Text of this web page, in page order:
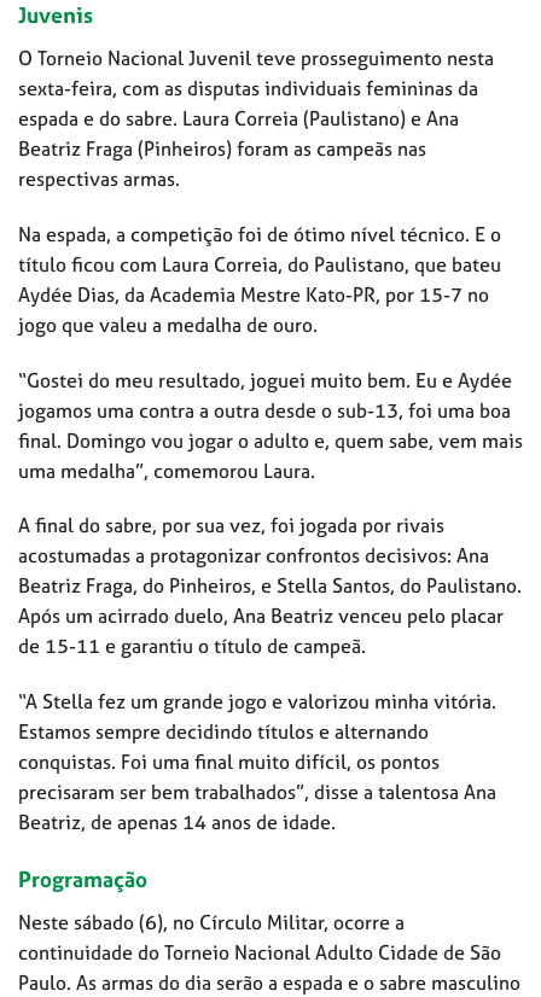
Juvenis
O Torneio Nacional Juvenil teve prosseguimento nesta
sexta-feira, com as disputas individuais femininas da
espada e do sabre. Laura Correia (Paulistano) e Ana
Beatriz Fraga (Pinheiros) foram as campeãs nas
respectivas armas.
Na espada, a competição foi de ótimo nível técnico. E o
título ficou com Laura Correia, do Paulistano, que bateu
Aydée Dias, da Academia Mestre Kato-PR, por 15-7 no
jogo que valeu a medalha de ouro.
“Gostei do meu resultado, joguei muito bem. Eu e Aydée
jogamos uma contra a outra desde o sub-13, foi uma boa
final. Domingo vou jogar o adulto e, quem sabe, vem mais
uma medalha”, comemorou Laura.
A final do sabre, por sua vez, foi jogada por rivais
acostumadas a protagonizar confrontos decisivos: Ana
Beatriz Fraga, do Pinheiros, e Stella Santos, do Paulistano.
Após um acirrado duelo, Ana Beatriz venceu pelo placar
de 15-11 e garantiu o título de campeã.
“A Stella fez um grande jogo e valorizou minha vitória.
Estamos sempre decidindo títulos e alternando
conquistas. Foi uma final muito difícil, os pontos
precisaram ser bem trabalhados”, disse a talentosa Ana
Beatriz, de apenas 14 anos de idade.
Programação
Neste sábado (6), no Círculo Militar, ocorre a
continuidade do Torneio Nacional Adulto Cidade de São
Paulo. As armas do dia serão a espada e o sabre masculino